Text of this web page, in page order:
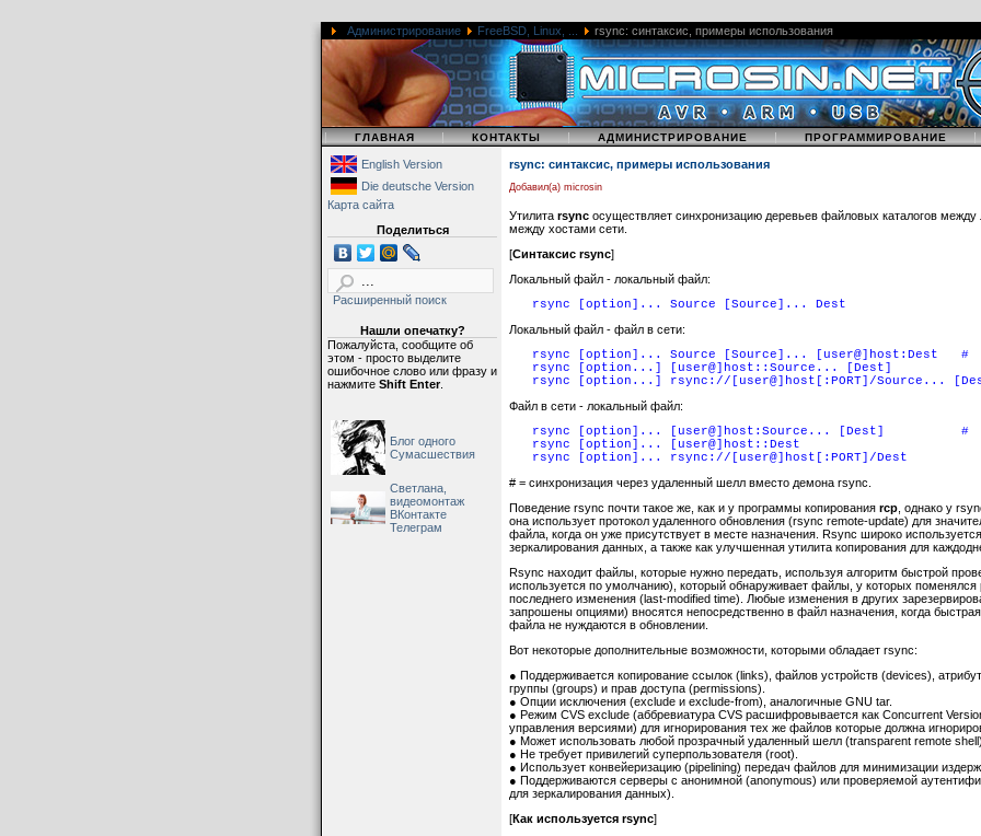
Администрирование FreeBSD, Linux, ... rsync: синтаксис, примеры использования
| ГЛАВНАЯ | КОНТАКТЫ | АДМИНИСТРИРОВАНИЕ | ПРОГРАММИРОВАНИЕ |
English Version
Die deutsche Version
Карта сайта
Поделиться
Расширенный поиск
Нашли опечатку?
Пожалуйста, сообщите об
этом - просто выделите
ошибочное слово или фразу и
нажмите Shift Enter.
Блог одного
Сумасшествия
Светлана,
видеомонтаж
ВКонтакте
Телеграм
rsync: синтаксис, примеры использования
Добавил(а) microsin
Утилита rsync осуществляет синхронизацию деревьев файловых каталогов
между хостами сети.
[Синтаксис rsync]
Локальный файл - локальный файл:
rsync [option]... Source [Source]... Dest
Локальный файл - файл в сети:
rsync [option]... Source [Source]... [user@]host:Dest #
rsync [option...] [user@]host::Source... [Dest]
rsync [option...] rsync://[user@]host[:PORT]/Source...
Файл в сети - локальный файл:
rsync [option]... [user@]host:Source... [Dest] #
rsync [option]... [user@]host::Dest
rsync [option]... rsync://[user@]host[:PORT]/Dest
# = синхронизация через удаленный шелл вместо демона rsync.
Поведение rsync почти такое же, как и у программы копирования rcp , однако у
она использует протокол удаленного обновления (rsync remote-update) для
файла, когда он уже присутствует в месте назначения. Rsync широко
зеркалирования данных, а также как улучшенная утилита копирования для
Rsync находит файлы, которые нужно передать, используя алгоритм быстрой
используется по умолчанию), который обнаруживает файлы, у которых
последнего изменения (last-modified time). Любые изменения в других
запрошены опциями) вносятся непосредственно в файл назначения, когда
файла не нуждаются в обновлении.
Вот некоторые дополнительные возможности, которыми обладает rsync:
● Поддерживается копирование ссылок (links), файлов устройств (devices),
группы (groups) и прав доступа (permissions).
● Опции исключения (exclude и exclude-from), аналогичные GNU tar.
● Режим CVS exclude (аббревиатура CVS расшифровывается как Concurrent
управления версиями) для игнорирования тех же файлов которые должна
● Может использовать любой прозрачный удаленный шелл (transparent remote
● Не требует привилегий суперпользователя (root).
● Использует конвейеризацию (pipelining) передач файлов для минимизации
● Поддерживаются серверы с анонимной (anonymous) или проверяемой
для зеркалирования данных).
[Как используется rsync]
Здесь приведено краткое описание опций. Полное описание см. в следующей
Что копировать:
-r, --recursive